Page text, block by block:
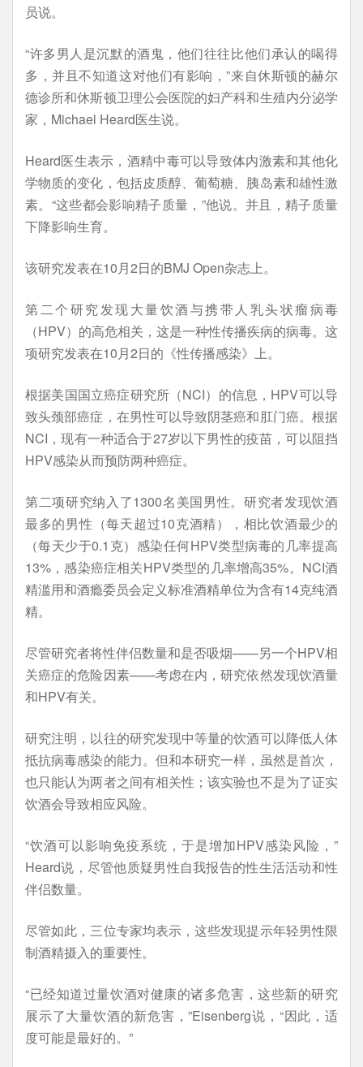
员说。
“许多男人是沉默的酒鬼，他们往往比他们承认的喝得
多，并且不知道这对他们有影响，”来自休斯顿的赫尔
德诊所和休斯顿卫理公会医院的妇产科和生殖内分泌学
家，Michael Heard医生说。
Heard医生表示，酒精中毒可以导致体内激素和其他化
学物质的变化，包括皮质醇、葡萄糖、胰岛素和雄性激
素。“这些都会影响精子质量，”他说。并且，精子质量
下降影响生育。
该研究发表在10月2日的BMJ Open杂志上。
第二个研究发现大量饮酒与携带人乳头状瘤病毒
（HPV）的高危相关，这是一种性传播疾病的病毒。这
项研究发表在10月2日的《性传播感染》上。
根据美国国立癌症研究所（NCI）的信息，HPV可以导
致头颈部癌症，在男性可以导致阴茎癌和肛门癌。根据
NCI，现有一种适合于27岁以下男性的疫苗，可以阻挡
HPV感染从而预防两种癌症。
第二项研究纳入了1300名美国男性。研究者发现饮酒
最多的男性（每天超过10克酒精），相比饮酒最少的
（每天少于0.1克）感染任何HPV类型病毒的几率提高
13%，感染癌症相关HPV类型的几率增高35%。NCI酒
精滥用和酒瘾委员会定义标准酒精单位为含有14克纯酒
精。
尽管研究者将性伴侣数量和是否吸烟——另一个HPV相
关癌症的危险因素——考虑在内，研究依然发现饮酒量
和HPV有关。
研究注明，以往的研究发现中等量的饮酒可以降低人体
抵抗病毒感染的能力。但和本研究一样，虽然是首次，
也只能认为两者之间有相关性；该实验也不是为了证实
饮酒会导致相应风险。
“饮酒可以影响免疫系统，于是增加HPV感染风险，”
Heard说，尽管他质疑男性自我报告的性生活活动和性
伴侣数量。
尽管如此，三位专家均表示，这些发现提示年轻男性限
制酒精摄入的重要性。
“已经知道过量饮酒对健康的诸多危害，这些新的研究
展示了大量饮酒的新危害，”Eisenberg说，“因此，适
度可能是最好的。”